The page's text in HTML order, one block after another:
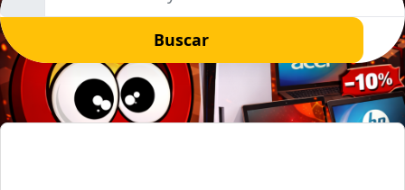
Buscar